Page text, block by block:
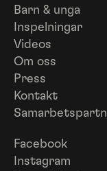
Barn & unga
Inspelningar
Videos
Om oss
Press
Kontakt
Facebook
Instagram